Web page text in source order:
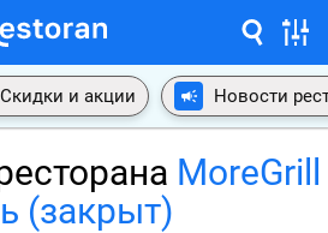
Скидки и акции Новости
MoreGrill
(закрыт)